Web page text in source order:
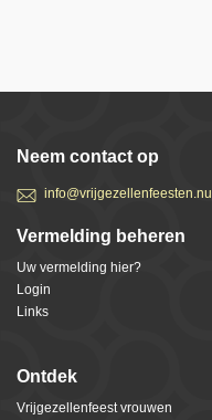
Neem contact op
info@vrijgezellenfeesten.nu
Vermelding beheren
Uw vermelding hier?
Login
Links
Ontdek
Vrijgezellenfeest vrouwen